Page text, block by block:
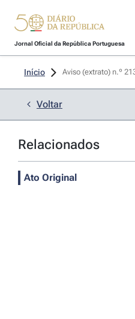
Jornal Oficial da República Portuguesa
Início Aviso (extrato) n.º
Voltar
Relacionados
Ato Original